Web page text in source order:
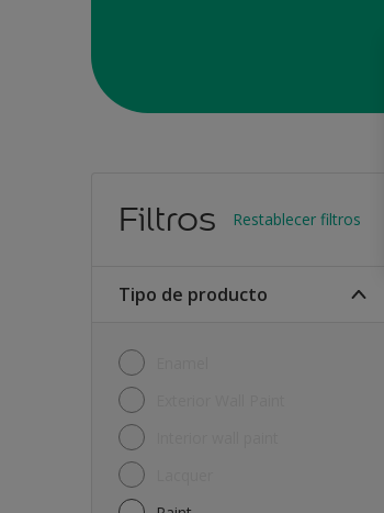
Filtros Restablecer filtros
Tipo de producto